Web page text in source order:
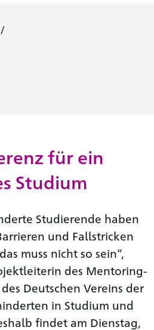
/
für ein
Studium
Studierende haben
und Fallstricken
muss nicht so sein“,
des Mentoring-
Deutschen Vereins der
in Studium und
findet am Dienstag,